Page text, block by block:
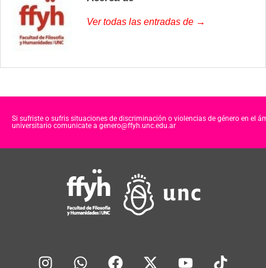
Ver todas las entradas de →
Si sufriste o sufris situaciones de discriminación o violencias de género en el
universitario comunicate a genero@ffyh.unc.edu.ar